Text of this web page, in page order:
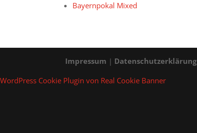
Bayernpokal Mixed
Impressum | Datenschutzerklärung
WordPress Cookie Plugin von Real Cookie Banner